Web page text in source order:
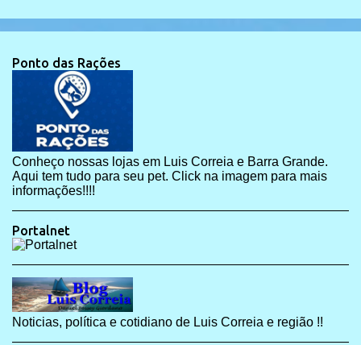
Ponto das Rações
Conheço nossas lojas em Luis Correia e Barra Grande.
Aqui tem tudo para seu pet. Click na imagem para mais
informações!!!!
Portalnet
Noticias, política e cotidiano de Luis Correia e região !!